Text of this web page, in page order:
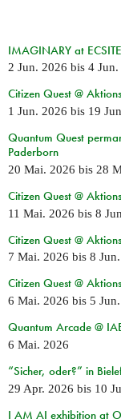
IMAGINARY at
2 Jun. 2026 bis 4
Citizen Quest @
1 Jun. 2026 bis 19
Quantum Quest
Paderborn
20 Mai. 2026 bis 28
Citizen Quest @
11 Mai. 2026 bis 8
Citizen Quest @
7 Mai. 2026 bis 8
Citizen Quest @
6 Mai. 2026 bis 5
Quantum Arcade @
6 Mai. 2026
“Sicher, oder?” in
29 Apr. 2026 bis 10
I AM AI exhibition at